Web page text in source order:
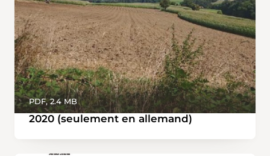
2020 (seulement en allemand)
PDF, 2.4 MB